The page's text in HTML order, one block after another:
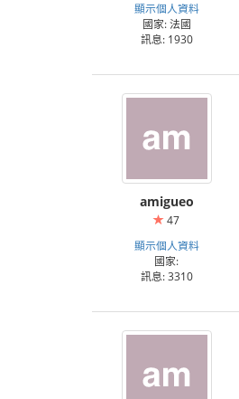
顯示個人資料
國家: 法國
訊息: 1930
amigueo
47
顯示個人資料
國家:
訊息: 3310